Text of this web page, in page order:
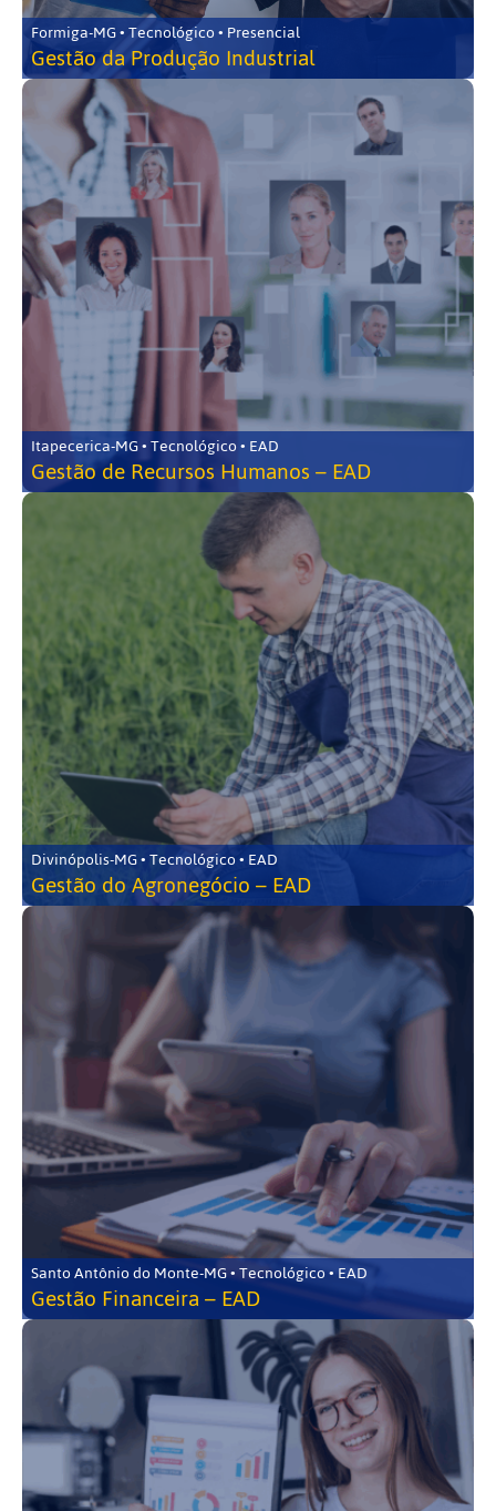
Formiga-MG • Tecnológico • Presencial
Gestão da Produção Industrial
Itapecerica-MG • Tecnológico • EAD
Gestão de Recursos Humanos – EAD
Divinópolis-MG • Tecnológico • EAD
Gestão do Agronegócio – EAD
Santo Antônio do Monte-MG • Tecnológico • EAD
Gestão Financeira – EAD